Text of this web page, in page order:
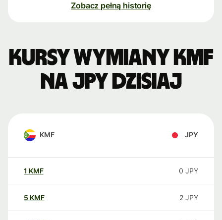
Zobacz pełną historię
Kursy wymiany KMF
na JPY dzisiaj
KMF JPY
1 KMF 0 JPY
5 KMF 2 JPY